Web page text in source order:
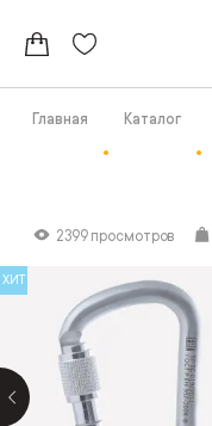
Главная Каталог
2399 просмотров
ХИТ